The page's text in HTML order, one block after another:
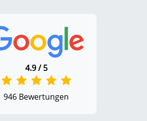
4.9 / 5
946 Bewertungen